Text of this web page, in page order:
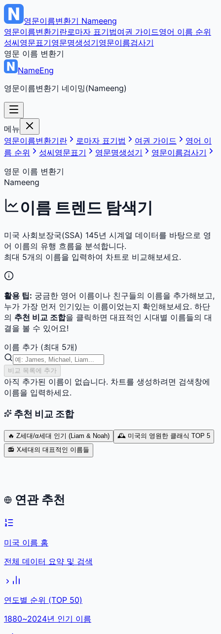
영문이름변환기 Nameeng
영문이름변환기란로마자 표기법여권 가이드영어 이름 순위
성씨영문표기영문명생성기영문이름검사기
영문 이름 변환기
NameEng
영문이름변환기 네이밍(Nameeng)
메뉴
영문이름변환기란
로마자 표기법 여권 가이드
영어 이
름 순위
성씨영문표기 영문명생성기
영문이름검사기
영문 이름 변환기
Nameeng
이름 트렌드 탐색기
미국 사회보장국(SSA) 145년 시계열 데이터를 바탕으로 영
어 이름의 유행 흐름을 분석합니다.
최대 5개의 이름을 입력하여 차트로 비교해보세요.
활용 팁: 궁금한 영어 이름이나 친구들의 이름을 추가해보고,
누가 가장 먼저 인기있는 이름이었는지 확인해보세요. 하단
의 추천 비교 조합을 클릭하면 대표적인 시대별 이름들의 대
결을 볼 수 있어요!
이름 추가 (최대 5개)
비교 목록에 추가
아직 추가된 이름이 없습니다. 차트를 생성하려면 검색창에
이름을 입력하세요.
추천 비교 조합
🔥 Z세대/α세대 인기 (Liam & Noah)
🕰️ 미국의 영원한 클래식 TOP 5
📻 X세대의 대표적인 이름들
연관 추천
미국 이름 홈
전체 데이터 요약 및 검색
연도별 순위 (TOP 50)
1880~2024년 인기 이름